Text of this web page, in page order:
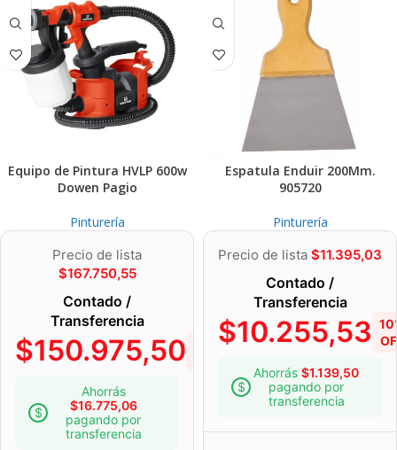
Equipo de Pintura HVLP 600w
Dowen Pagio
Pinturería
Precio de lista
$167.750,55
Contado /
Transferencia
$150.975,50
Ahorrás
$16.775,06
pagando por
transferencia
Espatula Enduir 200Mm.
905720
Pinturería
Precio de lista $11.395,03
Contado /
Transferencia
$10.255,53
Ahorrás $1.139,50
pagando por
transferencia